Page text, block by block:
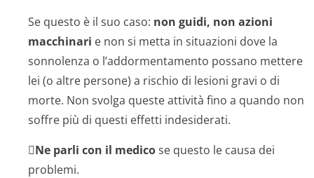
Se questo è il suo caso: non guidi, non azioni
macchinari e non si metta in situazioni dove la
sonnolenza o l’addormentamento possano mettere
lei (o altre persone) a rischio di lesioni gravi o di
morte. Non svolga queste attività fino a quando non
soffre più di questi effetti indesiderati.
Ne parli con il medicose questo le causa dei
problemi.